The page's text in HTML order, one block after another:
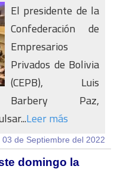
El presidente de la
Confederación de
Empresarios
Privados de Bolivia
(CEPB), Luis
Barbery Paz,
Leer más
03 de Septiembre del 2022
domingo la